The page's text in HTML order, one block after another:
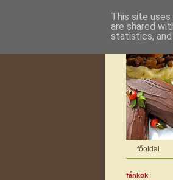
főoldal
fánkok
This site
are shared
statistics,